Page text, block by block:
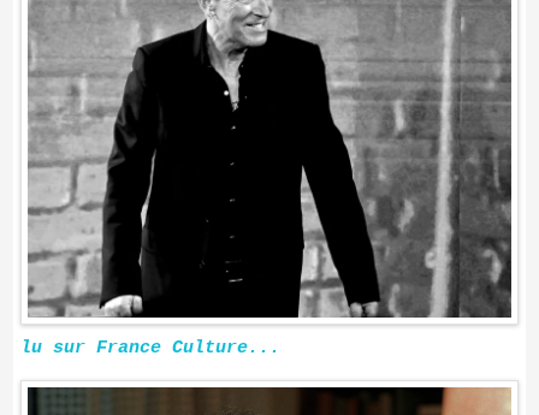
lu sur France Culture...